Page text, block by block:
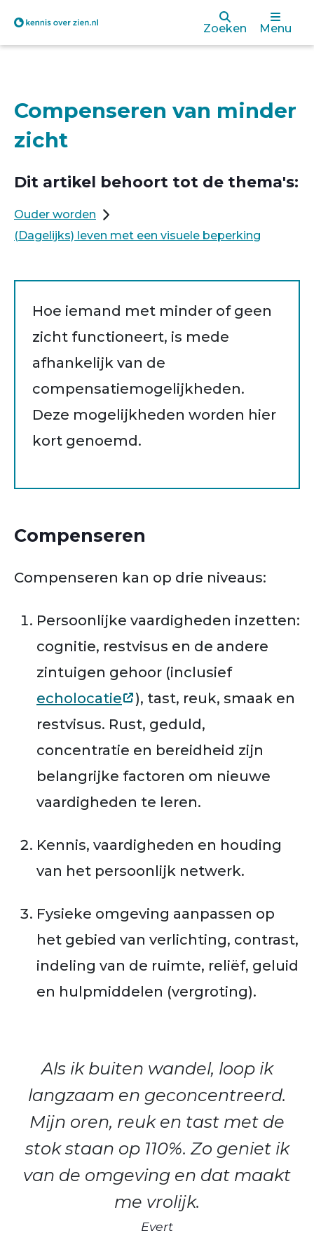
Overslaan
inhoud
gaan
Zoeken Menu
Compenseren van minder
zicht
Dit artikel behoort tot de thema's:
Ouder worden
(Dagelijks) leven met een visuele beperking
Hoe iemand met minder of geen
zicht functioneert, is mede
afhankelijk van de
compensatiemogelijkheden.
Deze mogelijkheden worden hier
kort genoemd.
Compenseren
Compenseren kan op drie niveaus:
Persoonlijke vaardigheden inzetten:
cognitie, restvisus en de andere
zintuigen gehoor (inclusief
echolocatie
), tast, reuk, smaak en
restvisus. Rust, geduld,
concentratie en bereidheid zijn
belangrijke factoren om nieuwe
vaardigheden te leren.
Kennis, vaardigheden en houding
van het persoonlijk netwerk.
Fysieke omgeving aanpassen op
het gebied van verlichting, contrast,
indeling van de ruimte, reliëf, geluid
en hulpmiddelen (vergroting).
Als ik buiten wandel, loop ik
langzaam en geconcentreerd.
Mijn oren, reuk en tast met de
stok staan op 110%. Zo geniet ik
van de omgeving en dat maakt
me vrolijk.
Evert